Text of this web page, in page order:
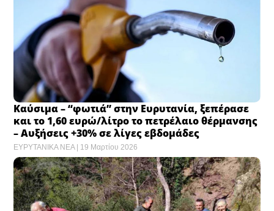
Καύσιμα – “φωτιά” στην Ευρυτανία, ξεπέρασε
και το 1,60 ευρώ/λίτρο το πετρέλαιο θέρμανσης
– Αυξήσεις +30% σε λίγες εβδομάδες
ΕΥΡΥΤΑΝΙΚΑ ΝΕΑ 19 Μαρτίου 2026